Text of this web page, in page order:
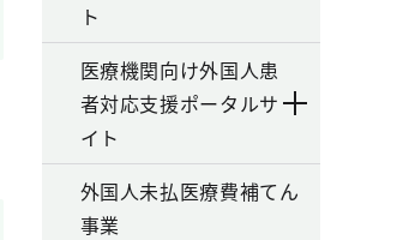
ト
医療機関向け外国人患
者対応支援ポータルサ
イト
外国人未払医療費補てん
事業